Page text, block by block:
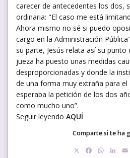
carecer de antecedentes los dos,
ordinaria: "El caso me está
Ahora mismo no sé si puedo
cargo en la Administración
su parte, Jesús relata así su punto
jueza ha puesto unas medidas
desproporcionadas y donde la
de una forma muy extraña para
esperaba la petición de los dos
como mucho uno”.
Seguir leyendo AQUÍ
Comparte si te ha
Facebook